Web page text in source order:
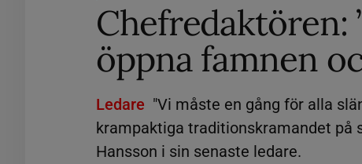
Chefredaktören:
öppna famnen
Ledare "Vi måste en gång för alla
krampaktiga traditionskramandet på
Hansson i sin senaste ledare.